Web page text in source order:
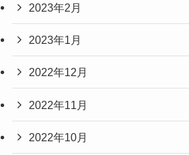
2023年2月
2023年1月
2022年12月
2022年11月
2022年10月